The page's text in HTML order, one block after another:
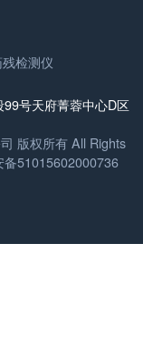
检测仪
号天府菁蓉中心D区
版权所有 All Rights
备51015602000736